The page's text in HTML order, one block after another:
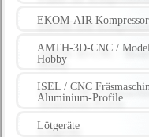
EKOM-AIR
AMTH-3D-CNC /
Hobby
ISEL / CNC
Aluminium-Profile
Lötgeräte